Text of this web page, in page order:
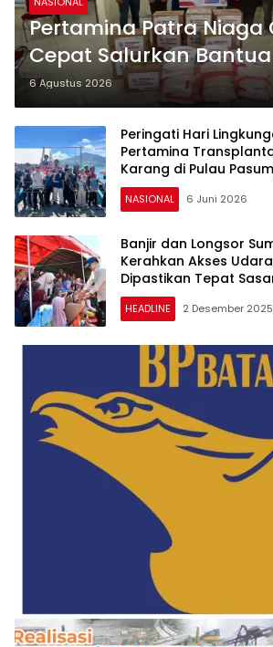
Pertamina Patra Niaga
Cepat Salurkan
Korban Banjir di
6 Agustus 2026
Peringati Hari
Pertamina
Karang di Pulau
NASIONAL 6 Juni 2026
Banjir dan Longsor
Kerahkan Akses
Dipastikan Tepat
HEADLINE 2 Desember 2025